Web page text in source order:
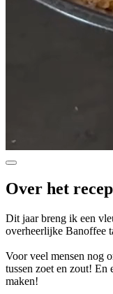
Over het
Dit jaar breng ik een
overheerlijke Banoffee
Voor veel mensen nog
tussen zoet en zout!
maken!